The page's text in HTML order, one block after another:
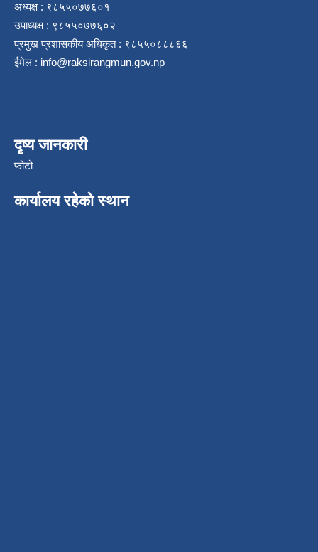
अध्यक्ष : ९८५५०७७६०१
उपाध्यक्ष : ९८५५०७७६०२
प्रमुख प्रशासकीय अधिकृत : ९८५५०८८८६६
ईमेल : info@raksirangmun.gov.np
दृष्य जानकारी
फोटो
कार्यालय रहेको स्थान